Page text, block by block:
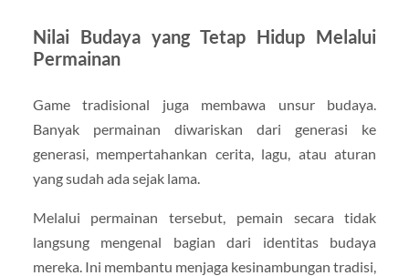
Nilai Budaya yang Tetap Hidup Melalui
Permainan
Game tradisional juga membawa unsur budaya.
Banyak permainan diwariskan dari generasi ke
generasi, mempertahankan cerita, lagu, atau aturan
yang sudah ada sejak lama.
Melalui permainan tersebut, pemain secara tidak
langsung mengenal bagian dari identitas budaya
mereka. Ini membantu menjaga kesinambungan tradisi,